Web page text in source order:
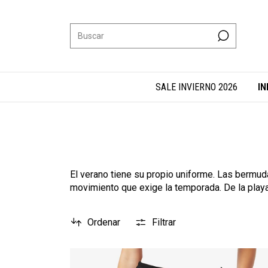
SALE INVIERNO 2026
El verano tiene su propio uniforme. Las
movimiento que exige la temporada. De la
Ordenar Filtrar